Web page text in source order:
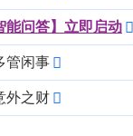
能问答】立即启动
管闲事
外之财